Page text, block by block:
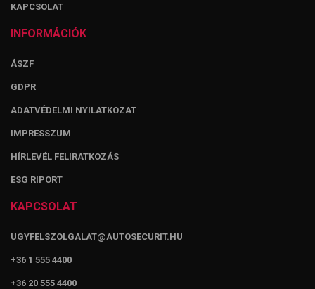
KAPCSOLAT
INFORMÁCIÓK
ÁSZF
GDPR
ADATVÉDELMI NYILATKOZAT
IMPRESSZUM
HÍRLEVÉL FELIRATKOZÁS
ESG RIPORT
KAPCSOLAT
UGYFELSZOLGALAT@AUTOSECURIT.HU
+36 1 555 4400
+36 20 555 4400